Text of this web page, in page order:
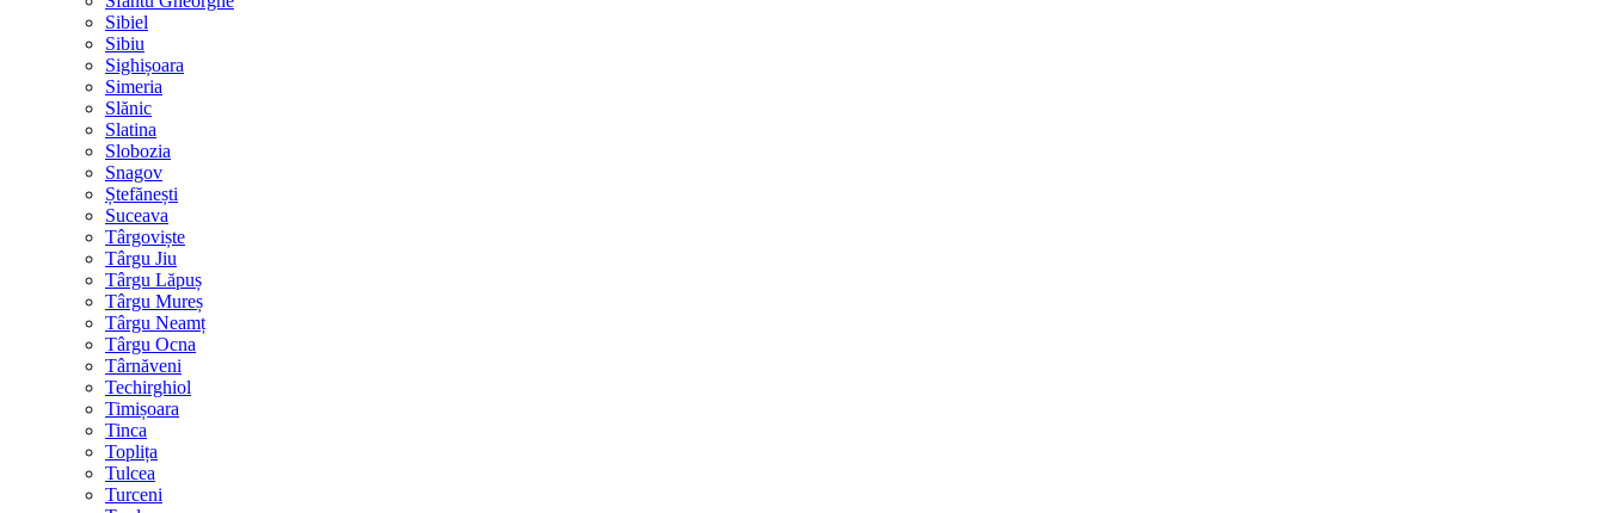
Sibiel
Sibiu
Sighișoara
Simeria
Slănic
Slatina
Slobozia
Snagov
Ștefănești
Suceava
Târgoviște
Târgu Jiu
Târgu Lăpuș
Târgu Mureș
Târgu Neamț
Târgu Ocna
Târnăveni
Techirghiol
Timișoara
Tinca
Toplița
Tulcea
Turceni